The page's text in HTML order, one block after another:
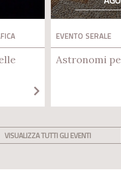
EVENTO SERALE
Astronomi
VISUALIZZA TUTTI GLI EVENTI